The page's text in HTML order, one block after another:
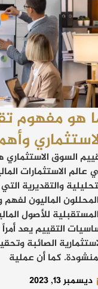
هو مفهوم
السوق
عالم الاستثمارات
والتقديرية
الماليون لفهم
للأصول
التقييم يعد أمراً
الصائبة
كما أن عملية
ديسمبر 13, 2023